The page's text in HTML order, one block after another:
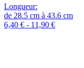
Longueur:
de 28.5 cm à 43.6 cm
6,40 € - 11,90 €